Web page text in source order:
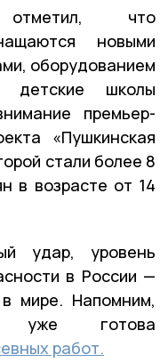
что
новыми
оборудованием
детские школы
премьер-
«Пушкинская
стали более 8
в возрасте от 14
удар, уровень
в России —
мире. Напомним,
уже готова
работ.